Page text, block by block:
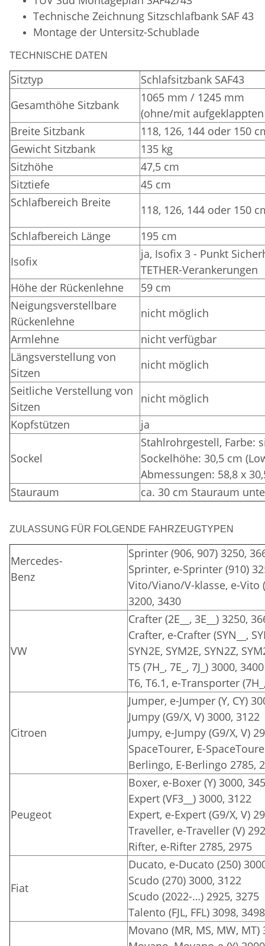
Technische Zeichnung Sitzschlafbank SAF 43
Montage der Untersitz-Schublade
TECHNISCHE DATEN
Sitztyp
Schlafsitzbank SAF43
Gesamthöhe Sitzbank
1065 mm / 1245 mm
(ohne/mit
Breite Sitzbank
118, 126, 144 oder 150
Gewicht Sitzbank
135 kg
Sitzhöhe
47,5 cm
Sitztiefe
45 cm
Schlafbereich Breite
118, 126, 144 oder 150
Schlafbereich Länge
195 cm
Isofix
ja, Isofix 3 - Punkt
TETHER-Verankerungen
Höhe der Rückenlehne
59 cm
Neigungsverstellbare
Rückenlehne
nicht möglich
Armlehne
nicht verfügbar
Längsverstellung von
Sitzen
nicht möglich
Seitliche Verstellung von
Sitzen
nicht möglich
Kopfstützen
ja
Sockel
Stahlrohrgestell, Farbe:
Sockelhöhe: 30,5 cm
Abmessungen: 58,8 x
Stauraum
ca. 30 cm Stauraum
ZULASSUNG FÜR FOLGENDE FAHRZEUGTYPEN
Mercedes-
Benz
Sprinter (906, 907) 3250,
Sprinter, e-Sprinter (910)
Vito/Viano/V-klasse, e-Vito
3200, 3430
VW
Crafter (2E__, 3E__) 3250,
Crafter, e-Crafter (SYN__,
SYN2E, SYM2E, SYN2Z,
T5 (7H_, 7E_, 7J_) 3000, 3400
T6, T6.1, e-Transporter
Citroen
Jumper, e-Jumper (Y, CY)
Jumpy (G9/X, V) 3000, 3122
Jumpy, e-Jumpy (G9/X, V)
SpaceTourer, E-
Berlingo, E-Berlingo 2785,
Peugeot
Boxer, e-Boxer (Y) 3000,
Expert (VF3__) 3000, 3122
Expert, e-Expert (G9/X, V)
Traveller, e-Traveller (V)
Rifter, e-Rifter 2785, 2975
Fiat
Ducato, e-Ducato (250)
Scudo (270) 3000, 3122
Scudo (2022-…) 2925, 3275
Talento (FJL, FFL) 3098, 3498
Movano (MR, MS, MW, MT)